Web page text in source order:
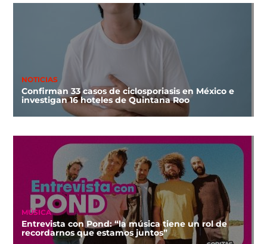
NOTICIAS
Confirman 33 casos de ciclosporiasis en México e
investigan 16 hoteles de Quintana Roo
MÚSICA
Entrevista con Pond: “la música tiene un rol de
recordarnos que estamos juntos”